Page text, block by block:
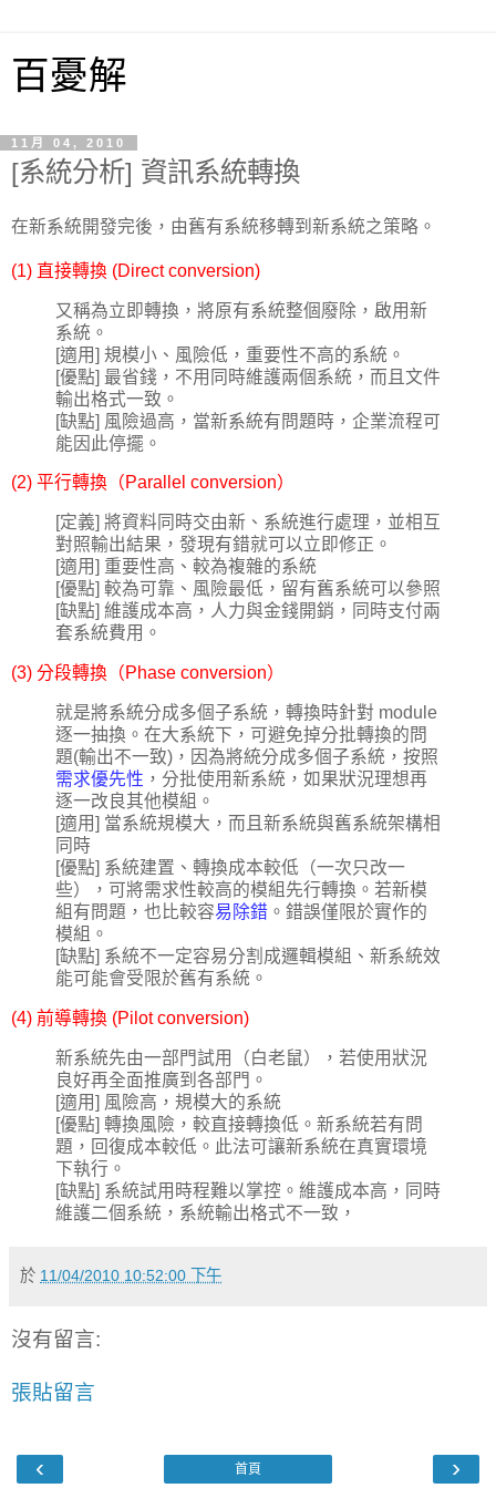
百憂解
11月 04, 2010
[系統分析] 資訊系統轉換
在新系統開發完後，由舊有系統移轉到新系統之策略。
(1) 直接轉換 (Direct conversion)
又稱為立即轉換，將原有系統整個廢除，啟用新
系統。
[適用] 規模小、風險低，重要性不高的系統。
[優點] 最省錢，不用同時維護兩個系統，而且文件
輸出格式一致。
[缺點] 風險過高，當新系統有問題時，企業流程可
能因此停擺。
(2) 平行轉換（Parallel conversion）
[定義] 將資料同時交由新、系統進行處理，並相互
對照輸出結果，發現有錯就可以立即修正。
[適用] 重要性高、較為複雜的系統
[優點] 較為可靠、風險最低，留有舊系統可以參照
[缺點] 維護成本高，人力與金錢開銷，同時支付兩
套系統費用。
(3) 分段轉換（Phase conversion）
就是將系統分成多個子系統，轉換時針對 module
逐一抽換。在大系統下，可避免掉分批轉換的問
題(輸出不一致)，因為將統分成多個子系統，按照
需求優先性 ，分批使用新系統，如果狀況理想再
逐一改良其他模組。
[適用] 當系統規模大，而且新系統與舊系統架構相
同時
[優點] 系統建置、轉換成本較低（一次只改一
些），可將需求性較高的模組先行轉換。若新模
組有問題，也比較容易除錯 。錯誤僅限於實作的
模組。
[缺點] 系統不一定容易分割成邏輯模組、新系統效
能可能會受限於舊有系統。
(4) 前導轉換 (Pilot conversion)
新系統先由一部門試用（白老鼠），若使用狀況
良好再全面推廣到各部門。
[適用] 風險高，規模大的系統
[優點] 轉換風險，較直接轉換低。新系統若有問
題，回復成本較低。此法可讓新系統在真實環境
下執行。
[缺點] 系統試用時程難以掌控。維護成本高，同時
維護二個系統，系統輸出格式不一致，
於 11/04/2010 10:52:00 下午
沒有留言:
張貼留言
‹ ›
首頁